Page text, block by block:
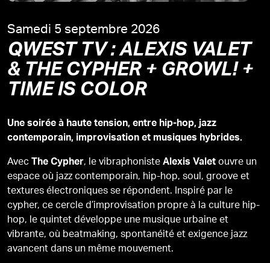
samedi 5 septembre 2026
QWEST TV : ALEXIS VALET
& THE CYPHER + GROWL! +
TIME IS COLOR
Une soirée à haute tension, entre hip-hop, jazz
contemporain, improvisation et musiques hybrides.
AvecThe Cypher, le vibraphonisteAlexis Valetouvre un
espace où jazz contemporain, hip-hop, soul, groove et
textures électroniques se répondent. Inspiré par le
cypher, ce cercle d’improvisation propre à la culture hip-
hop, le quintet développe une musique urbaine et
vibrante, où beatmaking, spontanéité et exigence jazz
avancent dans un même mouvement.